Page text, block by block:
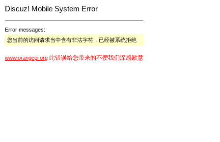
Discuz! Mobile System Error
Error messages:
您当前的访问请求当中含有非法字符，已经被系统拒绝
www.orangepi.org 此错误给您带来的不便我们深感歉意